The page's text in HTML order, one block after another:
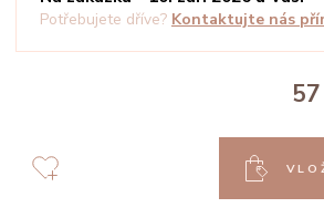
Potřebujete dříve? Kontaktujte nás